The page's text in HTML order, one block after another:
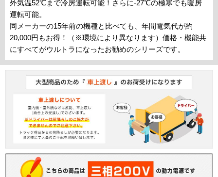
外気温52℃まで冷房運転可能！さらに-27℃の極寒でも暖房
運転可能。
同メーカーの15年前の機種と比べても、年間電気代が約
20,000円もお得！（※環境により異なります）価格・機能共
にすべてがウルトラになったお勧めのシリーズです。